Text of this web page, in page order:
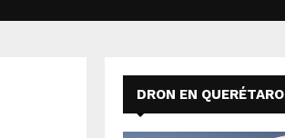
DRON EN QUERÉTARO